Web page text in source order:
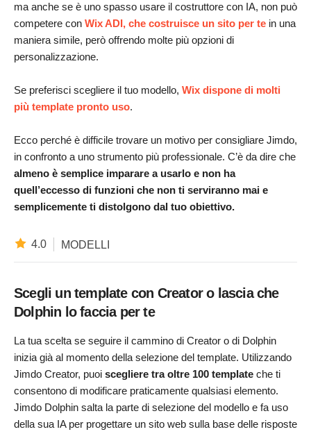
ma anche se è uno spasso usare il costruttore con IA, non può
competere con Wix ADI, che costruisce un sito per te in una
maniera simile, però offrendo molte più opzioni di
personalizzazione.
Se preferisci scegliere il tuo modello, Wix dispone di molti
più template pronto uso.
Ecco perché è difficile trovare un motivo per consigliare Jimdo,
in confronto a uno strumento più professionale. C’è da dire che
almeno è semplice imparare a usarlo e non ha
quell’eccesso di funzioni che non ti serviranno mai e
semplicemente ti distolgono dal tuo obiettivo.
4.0 MODELLI
Scegli un template con Creator o lascia che
Dolphin lo faccia per te
La tua scelta se seguire il cammino di Creator o di Dolphin
inizia già al momento della selezione del template. Utilizzando
Jimdo Creator, puoi scegliere tra oltre 100 template che ti
consentono di modificare praticamente qualsiasi elemento.
Jimdo Dolphin salta la parte di selezione del modello e fa uso
della sua IA per progettare un sito web sulla base delle risposte